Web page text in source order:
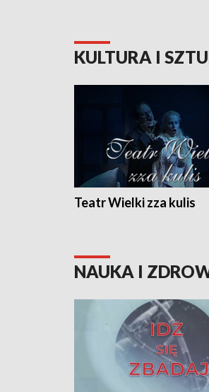
KULTURA I
Teatr Wielki zza kulis
NAUKA I